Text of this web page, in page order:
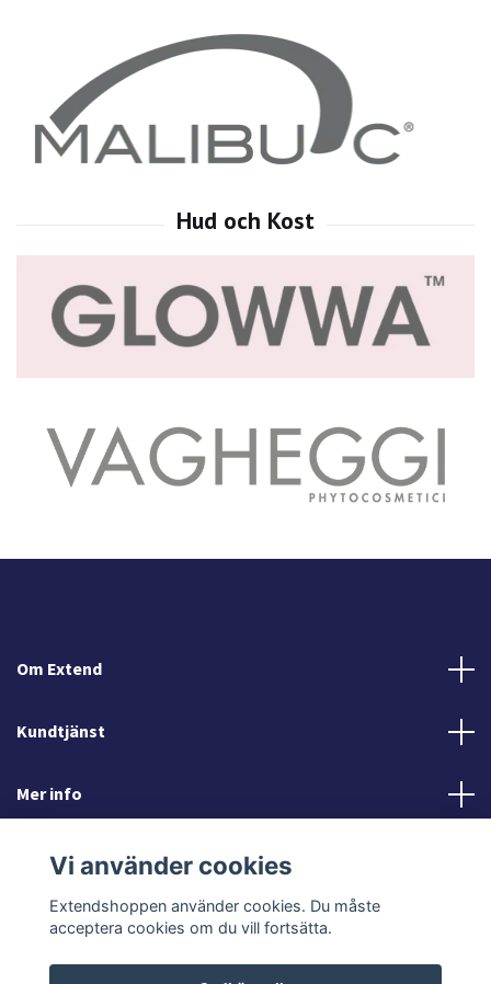
Om Extend
Kundtjänst
Mer info
Sociala medier
Vi använder cookies
Extendshoppen använder cookies. Du måste
acceptera cookies om du vill fortsätta.